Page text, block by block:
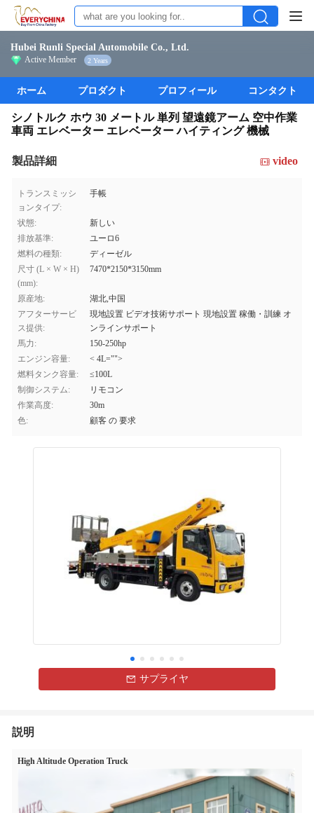
Hubei Runli Special Automobile Co., Ltd.
Active Member 2 Years
ホーム プロダクト プロフィール コンタクト
シノトルク ホウ 30 メートル 単列 望遠鏡アーム 空中作業
車両 エレベーター エレベーター ハイティング 機械
製品詳細 video
トランスミッシ
ョンタイプ:
手帳
状態:
新しい
排放基準:
ユーロ6
燃料の種類:
ディーゼル
尺寸 (L × W × H)
(mm):
7470*2150*3150mm
原産地:
湖北,中国
アフターサービ
ス提供:
現地設置 ビデオ技術サポート 現地設置 稼働・訓練 オ
ンラインサポート
馬力:
150-250hp
エンジン容量:
< 4L="">
燃料タンク容量:
≤100L
制御システム:
リモコン
作業高度:
30m
色:
顧客 の 要求
サプライヤ
説明
High Altitude Operation Truck